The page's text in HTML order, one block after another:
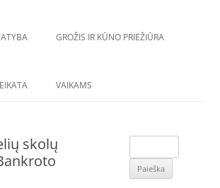
GROŽIS IR KŪNO PRIEŽIŪRA
VAIKAMS
skolų